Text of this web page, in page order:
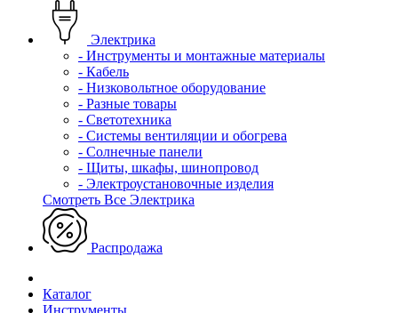
Электрика
- Инструменты и монтажные материалы
- Кабель
- Низковольтное оборудование
- Разные товары
- Светотехника
- Системы вентиляции и обогрева
- Солнечные панели
- Щиты, шкафы, шинопровод
- Электроустановочные изделия
Смотреть Все Электрика
Распродажа
Каталог
Инструменты